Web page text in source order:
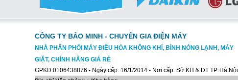
CÔNG TY BẢO MINH - CHUYÊN GIA ĐIỆN MÁY
NHÀ PHÂN PHỐI MÁY ĐIỀU HÒA KHÔNG KHÍ, BÌNH NÓNG LẠNH, MÁY
GIẶT, CHÍNH HÃNG GIÁ RẺ
GPKD:0106438876 - Ngày cấp: 16/1/2014 - Nơi cấp: Sở KH & ĐT TP. Hà Nội